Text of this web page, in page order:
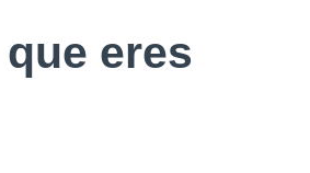
eres